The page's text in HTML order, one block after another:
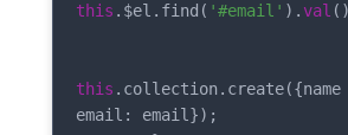
this .$el.find( '#email' ). val
this .collection.create({name
email: email});